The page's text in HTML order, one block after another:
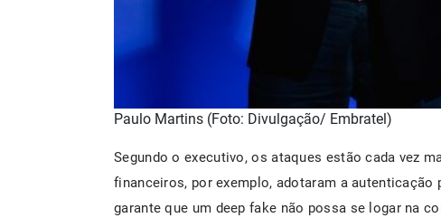
Paulo Martins (Foto: Divulgação/ Embratel)
Segundo o executivo, os ataques estão cada vez
financeiros, por exemplo, adotaram a
garante que um deep fake não possa se logar na